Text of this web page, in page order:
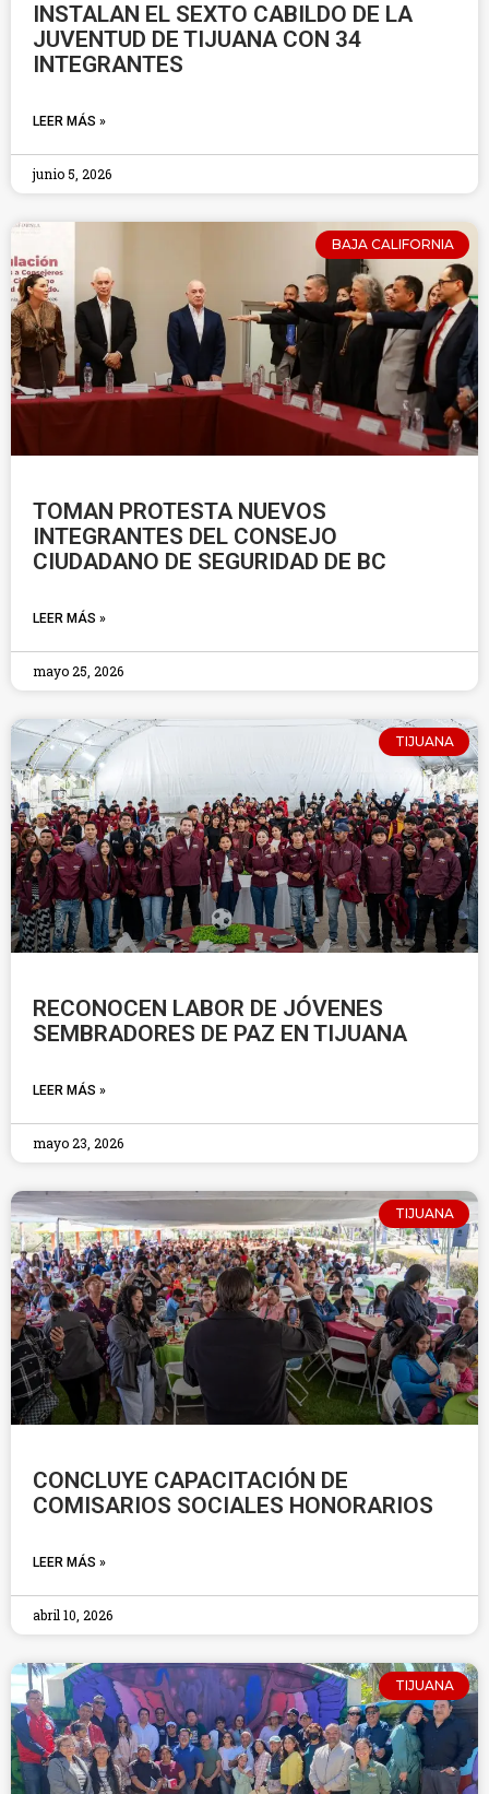
INSTALAN EL SEXTO CABILDO DE LA
JUVENTUD DE TIJUANA CON 34
INTEGRANTES
LEER MÁS »
junio 5, 2026
BAJA CALIFORNIA
TOMAN PROTESTA NUEVOS
INTEGRANTES DEL CONSEJO
CIUDADANO DE SEGURIDAD DE BC
LEER MÁS »
mayo 25, 2026
TIJUANA
RECONOCEN LABOR DE JÓVENES
SEMBRADORES DE PAZ EN TIJUANA
LEER MÁS »
mayo 23, 2026
TIJUANA
CONCLUYE CAPACITACIÓN DE
COMISARIOS SOCIALES HONORARIOS
LEER MÁS »
abril 10, 2026
TIJUANA